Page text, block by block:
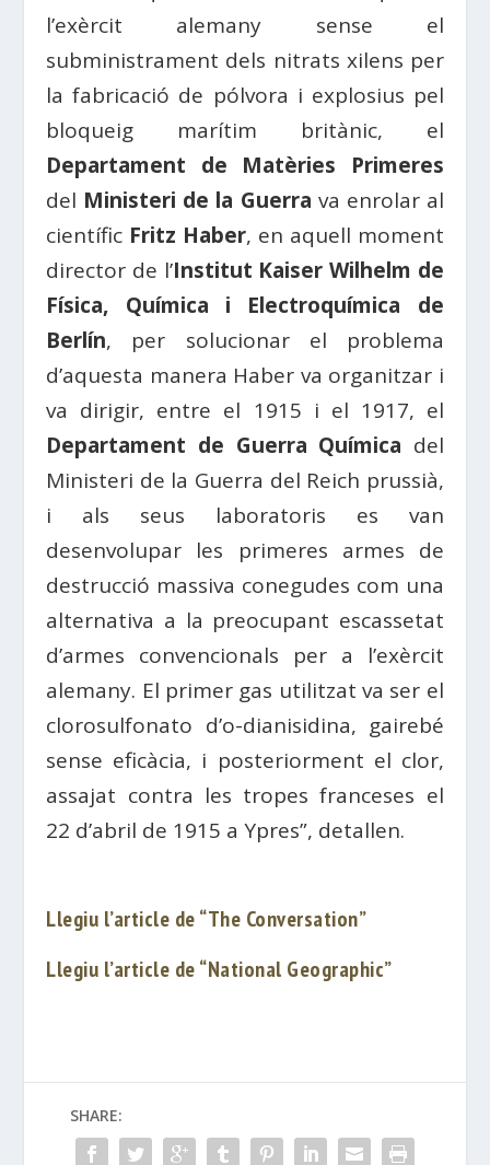
l’exèrcit alemany sense el
subministrament dels nitrats xilens per
la fabricació de pólvora i explosius pel
bloqueig marítim britànic, el
Departament de Matèries Primeres
del Ministeri de la Guerra va enrolar al
científic Fritz Haber, en aquell moment
director de l’Institut Kaiser Wilhelm de
Física, Química i Electroquímica de
Berlín, per solucionar el problema
d’aquesta manera Haber va organitzar i
va dirigir, entre el 1915 i el 1917, el
Departament de Guerra Química del
Ministeri de la Guerra del Reich prussià,
i als seus laboratoris es van
desenvolupar les primeres armes de
destrucció massiva conegudes com una
alternativa a la preocupant escassetat
d’armes convencionals per a l’exèrcit
alemany. El primer gas utilitzat va ser el
clorosulfonato d’o-dianisidina, gairebé
sense eficàcia, i posteriorment el clor,
assajat contra les tropes franceses el
22 d’abril de 1915 a Ypres”, detallen.
Llegiu l’article de “The Conversation”
Llegiu l’article de “National Geographic”
SHARE: